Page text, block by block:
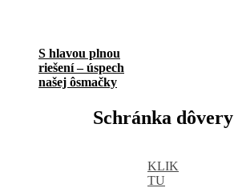
S hlavou plnou
riešení – úspech
našej ôsmačky
Schránka dôvery
KLIK
TU